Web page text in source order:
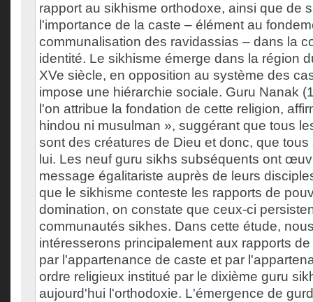
rapport au sikhisme orthodoxe, ainsi que de
l'importance de la caste – élément au
communalisation des ravidassias – dans la
identité. Le sikhisme émerge dans la région
XVe siècle, en opposition au système des
impose une hiérarchie sociale. Guru Nanak
l'on attribue la fondation de cette religion,
hindou ni musulman », suggérant que tous
sont des créatures de Dieu et donc, que
lui. Les neuf guru sikhs subséquents ont
message égalitariste auprès de leurs
que le sikhisme conteste les rapports de
domination, on constate que ceux-ci
communautés sikhes. Dans cette étude,
intéresserons principalement aux rapports
par l'appartenance de caste et par
ordre religieux institué par le dixième guru
aujourd'hui l'orthodoxie. L'émergence de